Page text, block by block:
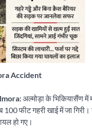
Accident
अल्मोड़ा के भिकियासैंण में
100 फीट गहरी खाई में जा
हो गए।